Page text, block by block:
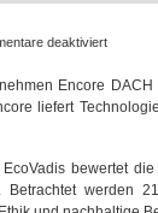
deaktiviertfür
Silber
Rating
Encore
Encore
liefert
bewertet
werden